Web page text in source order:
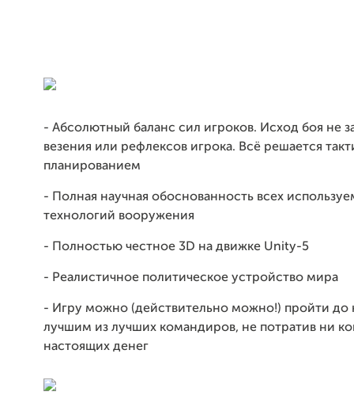
- Абсолютный баланс сил игроков. Исход боя не
везения или рефлексов игрока. Всё решается
планированием
- Полная научная обоснованность всех
технологий вооружения
- Полностью честное 3D на движке Unity-5
- Реалистичное политическое устройство мира
- Игру можно (действительно можно!) пройти до
лучшим из лучших командиров, не потратив ни
настоящих денег